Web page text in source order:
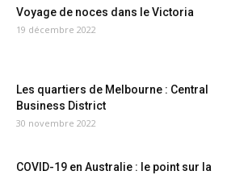
Voyage de noces dans le Victoria
19 décembre 2022
Les quartiers de Melbourne : Central
Business District
30 novembre 2022
COVID-19 en Australie : le point sur la